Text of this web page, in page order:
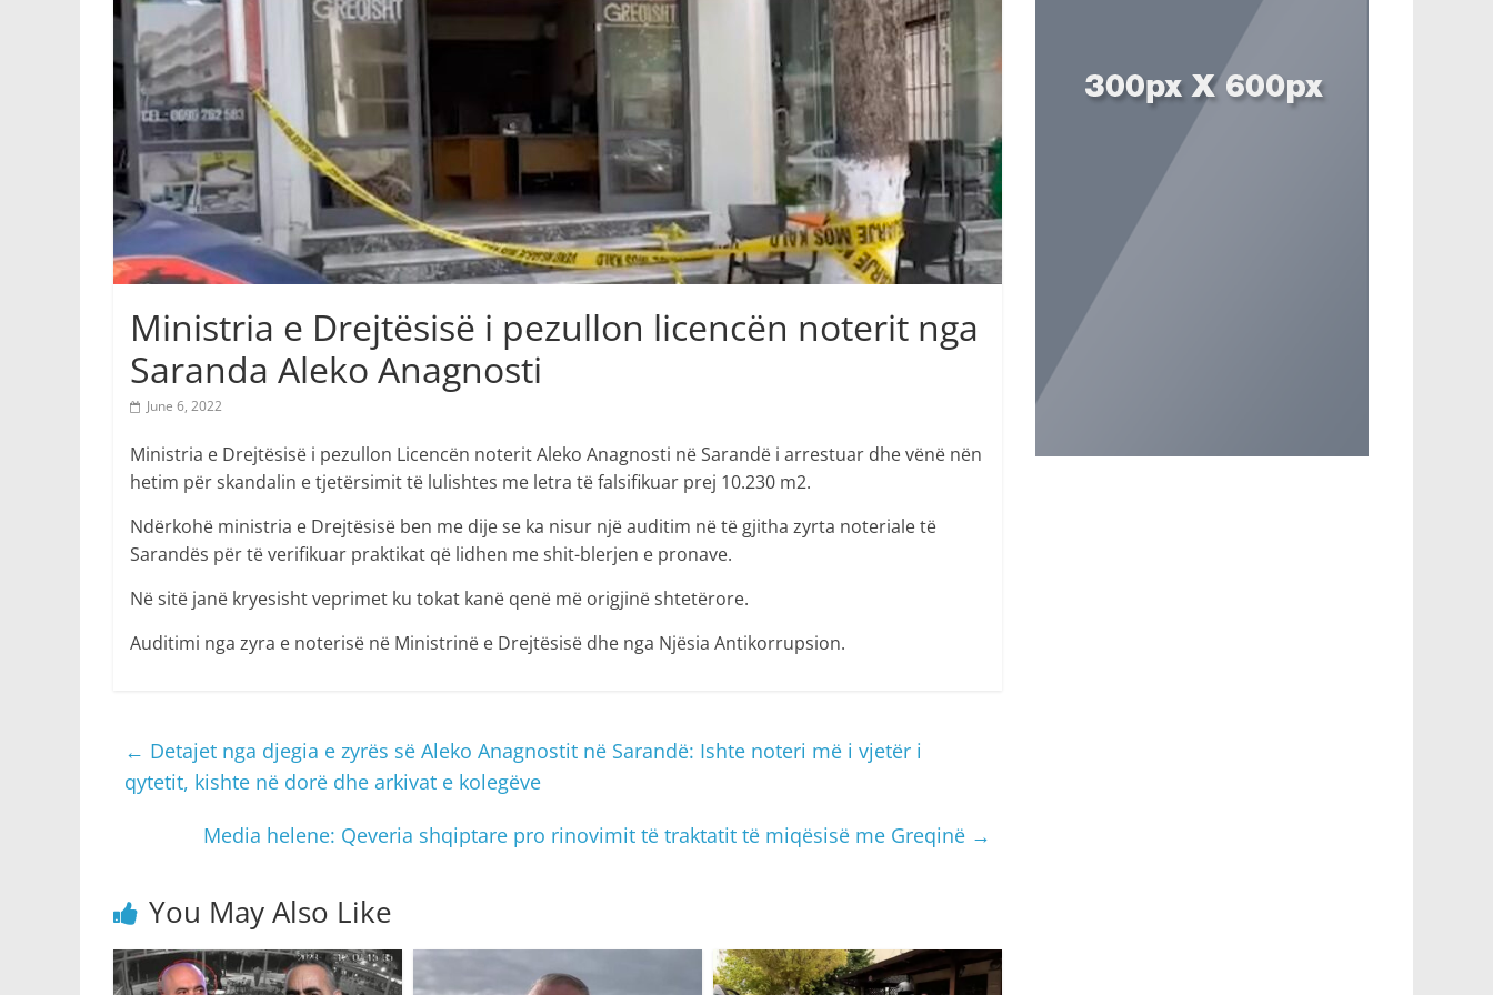
Ministria e Drejtësisë i pezullon licencën noterit nga
Saranda Aleko Anagnosti
June 6, 2022
Ministria e Drejtësisë i pezullon Licencën noterit Aleko Anagnosti në Sarandë i arrestuar dhe vënë nën
hetim për skandalin e tjetërsimit të lulishtes me letra të falsifikuar prej 10.230 m2.
Ndërkohë ministria e Drejtësisë ben me dije se ka nisur një auditim në të gjitha zyrta noteriale të
Sarandës për të verifikuar praktikat që lidhen me shit-blerjen e pronave.
Në sitë janë kryesisht veprimet ku tokat kanë qenë më origjinë shtetërore.
Auditimi nga zyra e noterisë në Ministrinë e Drejtësisë dhe nga Njësia Antikorrupsion.
← Detajet nga djegia e zyrës së Aleko Anagnostit në Sarandë: Ishte noteri më i vjetër i
qytetit, kishte në dorë dhe arkivat e kolegëve
Media helene: Qeveria shqiptare pro rinovimit të traktatit të miqësisë me Greqinë →
You May Also Like